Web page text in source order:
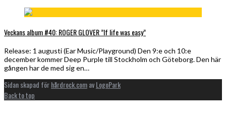
Veckans album #40: ROGER GLOVER ”If life was easy”
Release: 1 augusti (Ear Music/Playground) Den 9:e och 10:e
december kommer Deep Purple till Stockholm och Göteborg. Den här
gången har de med sig en…
Sidan skapad förhårdrock.comavLogoPark
Back to top